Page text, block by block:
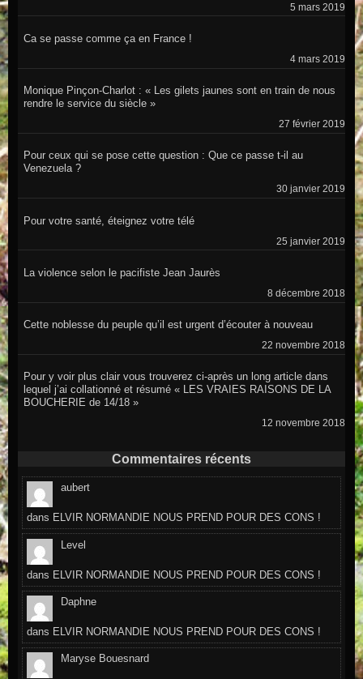
5 mars 2019
Ca se passe comme ça en France !
4 mars 2019
Monique Pinçon-Charlot : « Les gilets jaunes sont en train de nous
rendre le service du siècle »
27 février 2019
Pour ceux qui se pose cette question : Que ce passe t-il au
Venezuela ?
30 janvier 2019
Pour votre santé, éteignez votre télé
25 janvier 2019
La violence selon le pacifiste Jean Jaurès
8 décembre 2018
Cette noblesse du peuple qu’il est urgent d’écouter à nouveau
22 novembre 2018
Pour y voir plus clair vous trouverez ci-après un long article dans
lequel j’ai collationné et résumé « LES VRAIES RAISONS DE LA
BOUCHERIE de 14/18 »
12 novembre 2018
Commentaires récents
aubert
dans ELVIR NORMANDIE NOUS PREND POUR DES CONS !
Level
dans ELVIR NORMANDIE NOUS PREND POUR DES CONS !
Daphne
dans ELVIR NORMANDIE NOUS PREND POUR DES CONS !
Maryse Bouesnard